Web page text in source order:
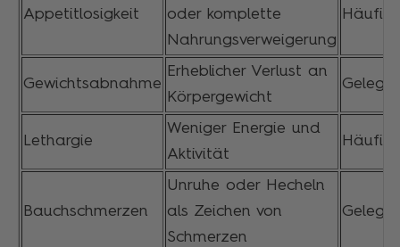
Appetitlosigkeit
oder komplette
Nahrungsverweigerung
Häufig
Gewichtsabnahme
Erheblicher Verlust an
Körpergewicht
Lethargie
Weniger Energie und
Aktivität
Häufig
Bauchschmerzen
Unruhe oder Hecheln
als Zeichen von
Schmerzen